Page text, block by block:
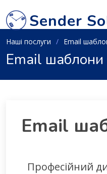
Sender
Наші послуги Email
Email шаблони
Email
Професійний